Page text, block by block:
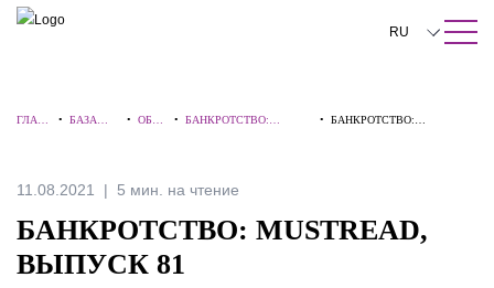
ПОИСК ПО САЙТУ Закрыть
RU
中文
ГЛАВ
• БАЗА
• ОБЗО
• БАНКРОТСТВО:
•БАНКРОТСТВО:
11.08.2021 5 мин. на чтение
БАНКРОТСТВО: MUSTREAD,
ВЫПУСК 81